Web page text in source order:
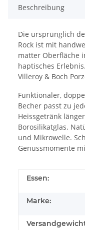
Beschreibung
Die ursprünglich
Rock ist mit
matter Oberfläche
haptisches
Villeroy & Boch
Funktionaler,
Becher passt zu
Heissgetränk
Borosilikatglas.
und Mikrowelle.
Genussmomente
Essen:
Marke: